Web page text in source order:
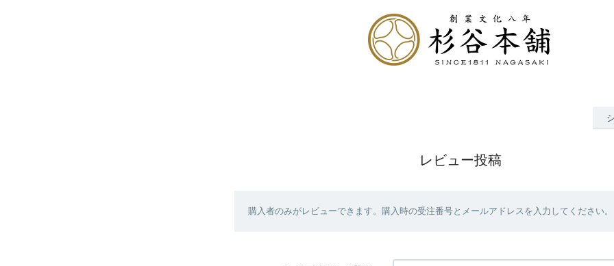
レビュー投稿
購入者のみがレビューできます。購入時の受注番号とメールアドレスを入力してください。